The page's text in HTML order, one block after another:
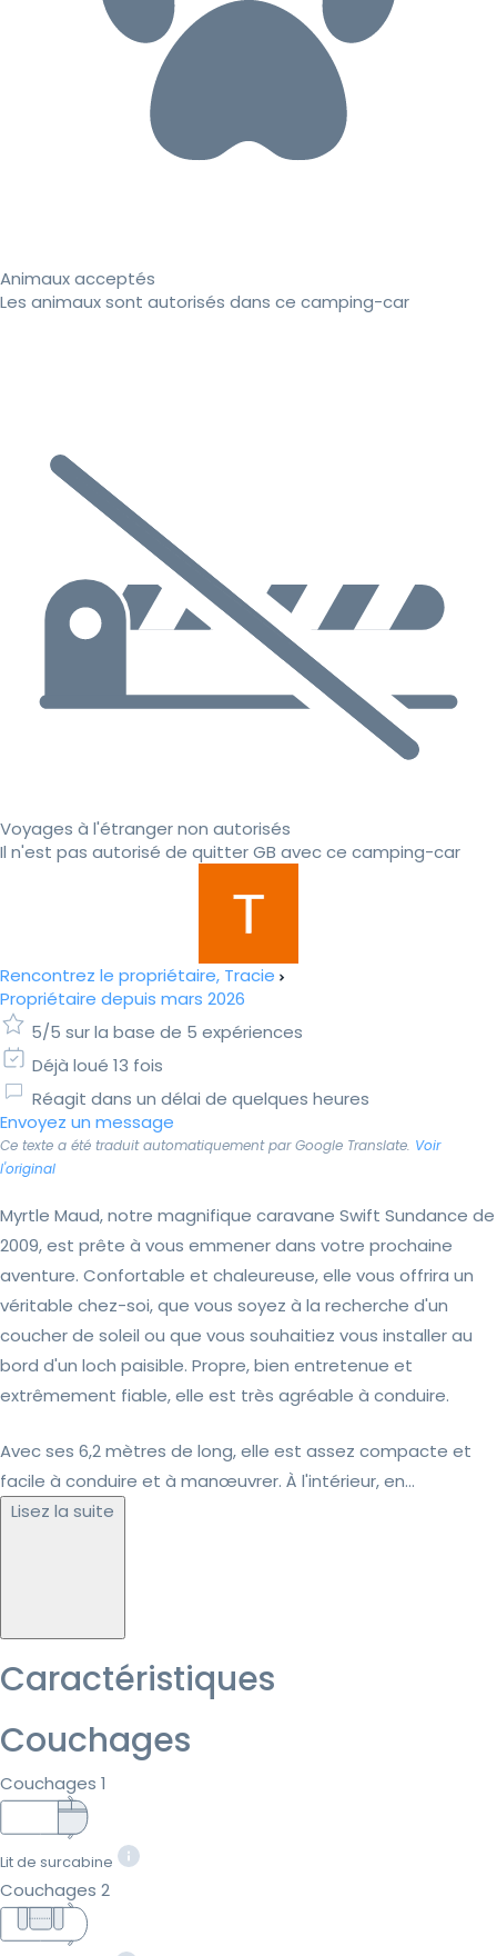
Animaux acceptés
Les animaux sont autorisés dans ce camping-car
Voyages à l'étranger non autorisés
Il n'est pas autorisé de quitter GB avec ce camping-car
Rencontrez le propriétaire, Tracie
Propriétaire depuis mars 2026
5/5 sur la base de 5 expériences
Déjà loué 13 fois
Réagit dans un délai de quelques heures
Envoyez un message
Ce texte a été traduit automatiquement par Google Translate. Voir
l'original
Myrtle Maud, notre magnifique caravane Swift Sundance de
2009, est prête à vous emmener dans votre prochaine
aventure. Confortable et chaleureuse, elle vous offrira un
véritable chez-soi, que vous soyez à la recherche d'un
coucher de soleil ou que vous souhaitiez vous installer au
bord d'un loch paisible. Propre, bien entretenue et
extrêmement fiable, elle est très agréable à conduire.
Avec ses 6,2 mètres de long, elle est assez compacte et
facile à conduire et à manœuvrer. À l'intérieur, en...
Lisez la suite
Caractéristiques
Couchages
Couchages 1
Lit de surcabine
Couchages 2